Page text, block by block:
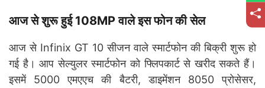
आज से शुरू हुई 108MP वाले इस फोन की सेल
आज से Infinix GT 10 सीजन वाले स्मार्टफोन की बिक्री शुरू हो
गई है। आप सेल्युलर स्मार्टफोन को फ्लिपकार्ट से खरीद सकते हैं।
इसमें 5000 एमएएच की बैटरी, डाइमेंशन 8050 प्रोसेसर,